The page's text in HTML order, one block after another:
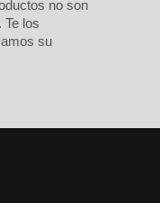
no son
Te los
su